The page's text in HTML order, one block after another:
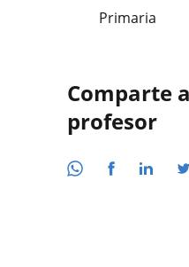
Primaria
Comparte
profesor